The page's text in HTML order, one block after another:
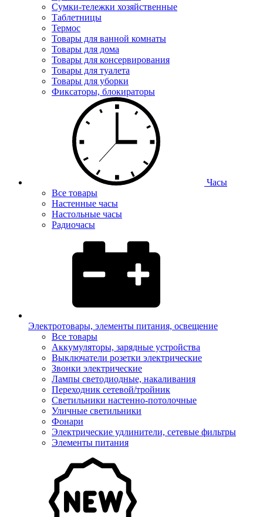
Сумки-тележки хозяйственные
Таблетницы
Термос
Товары для ванной комнаты
Товары для дома
Товары для консервирования
Товары для туалета
Товары для уборки
Фиксаторы, блокираторы
Часы
Все товары
Настенные часы
Настольные часы
Радиочасы
Электротовары, элементы питания, освещение
Все товары
Аккумуляторы, зарядные устройства
Выключатели розетки электрические
Звонки электрические
Лампы светодиодные, накаливания
Переходник сетевой/тройник
Светильники настенно-потолочные
Уличные светильники
Фонари
Электрические удлинители, сетевые фильтры
Элементы питания